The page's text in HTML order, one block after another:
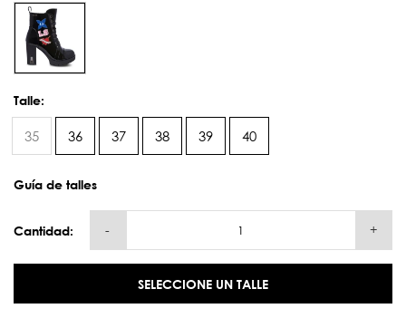
Talle:
35 36 37 38 39 40
Guía de talles
Cantidad: - +
SELECCIONE UN TALLE